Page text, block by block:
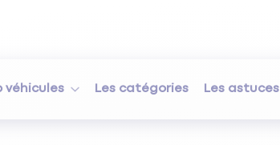
véhicules Les catégories Les astuces